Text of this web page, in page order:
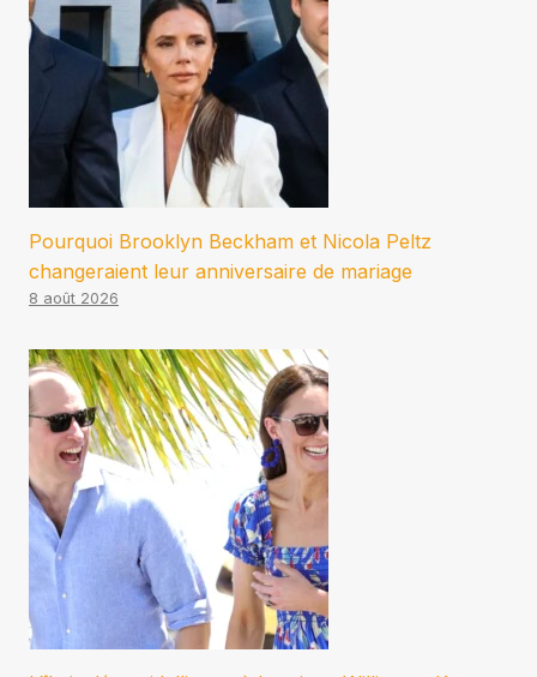
Pourquoi Brooklyn Beckham et Nicola Peltz
changeraient leur anniversaire de mariage
8 août 2026